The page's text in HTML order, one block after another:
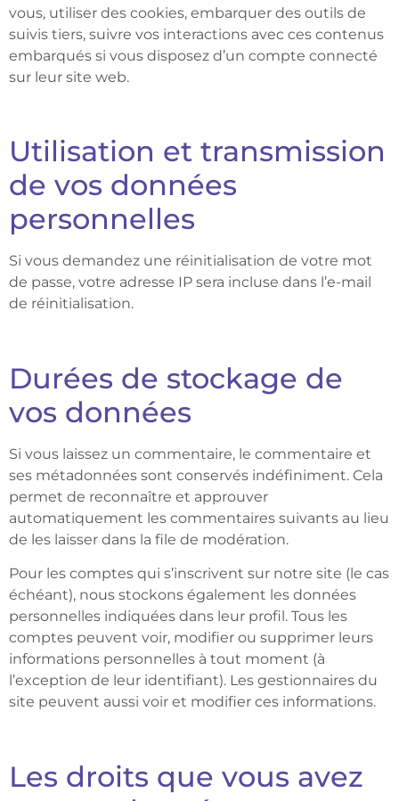
vous, utiliser des cookies, embarquer des outils de
suivis tiers, suivre vos interactions avec ces contenus
embarqués si vous disposez d’un compte connecté
sur leur site web.
Utilisation et transmission
de vos données
personnelles
Si vous demandez une réinitialisation de votre mot
de passe, votre adresse IP sera incluse dans l’e-mail
de réinitialisation.
Durées de stockage de
vos données
Si vous laissez un commentaire, le commentaire et
ses métadonnées sont conservés indéfiniment. Cela
permet de reconnaître et approuver
automatiquement les commentaires suivants au lieu
de les laisser dans la file de modération.
Pour les comptes qui s’inscrivent sur notre site (le cas
échéant), nous stockons également les données
personnelles indiquées dans leur profil. Tous les
comptes peuvent voir, modifier ou supprimer leurs
informations personnelles à tout moment (à
l’exception de leur identifiant). Les gestionnaires du
site peuvent aussi voir et modifier ces informations.
Les droits que vous avez